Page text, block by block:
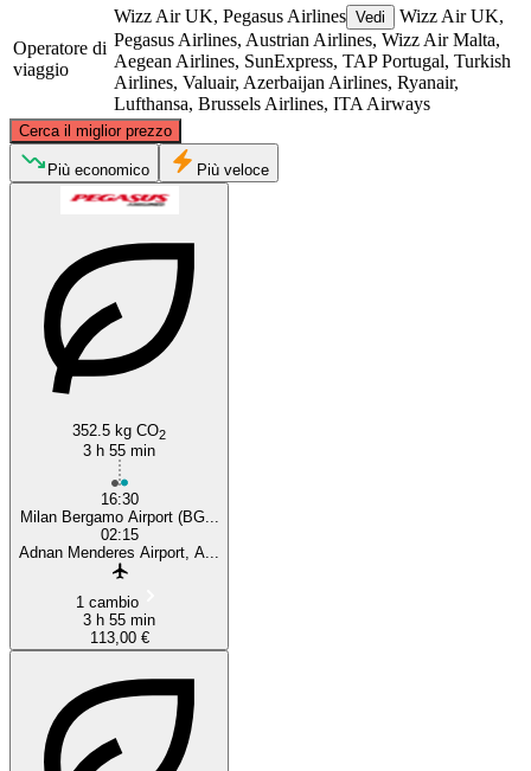
Operatore di
viaggio
Wizz Air UK, Pegasus Airlines Vedi
Wizz Air UK,
Pegasus Airlines, Austrian Airlines, Wizz Air Malta,
Aegean Airlines, SunExpress, TAP Portugal, Turkish
Airlines, Valuair, Azerbaijan Airlines, Ryanair,
Lufthansa, Brussels Airlines, ITA Airways
Cerca il miglior prezzo
Milan
©CARTO, ©OpenStreetMapcontributors
Più economico Più veloce
352.5 kg CO2
3 h 55 min
16:30
Milan Bergamo Airport (BG...
02:15
Adnan Menderes Airport, A...
1 cambio
3 h 55 min
113,00 €